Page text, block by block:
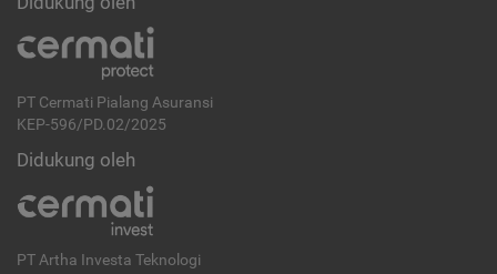
PT Cermati Pialang Asuransi
KEP-596/PD.02/2025
Didukung oleh
PT Artha Investa Teknologi